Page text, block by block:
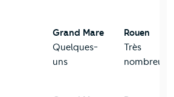
Grand Mare
Quelques-
uns
Rouen
Très
nombreux